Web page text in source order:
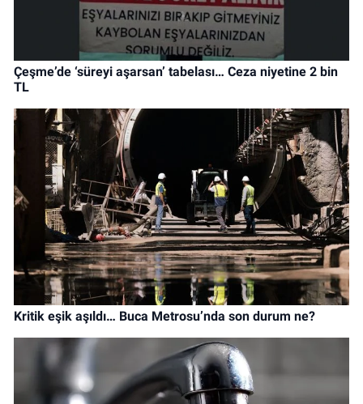
Çeşme’de ‘süreyi aşarsan’ tabelası… Ceza niyetine 2 bin
TL
Kritik eşik aşıldı… Buca Metrosu’nda son durum ne?